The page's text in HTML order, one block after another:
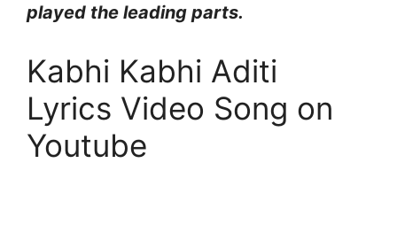
played the leading parts.
Kabhi Kabhi Aditi
Lyrics Video Song on
Youtube